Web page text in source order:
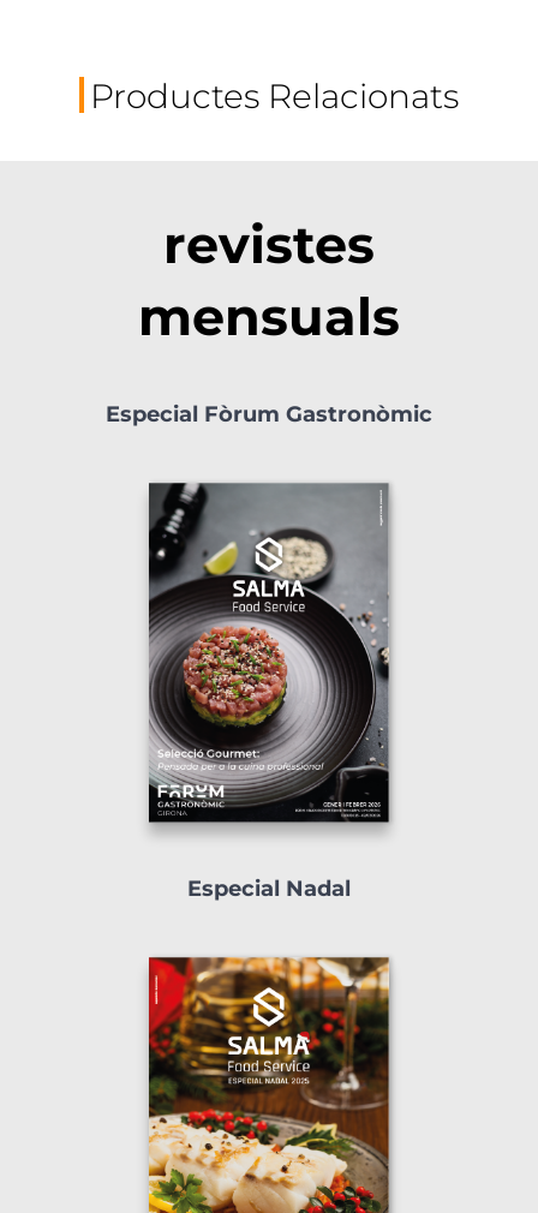
Productes Relacionats
revistes
mensuals
Especial Fòrum Gastronòmic
Especial Nadal